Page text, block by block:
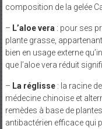
composition de la gelée
– L’aloe vera : pour ses
plante grasse,
bien en usage externe
que l’aloe vera réduit
– La réglisse: la racine
médecine chinoise et
remèdes à base de
antibactérien efficace qui